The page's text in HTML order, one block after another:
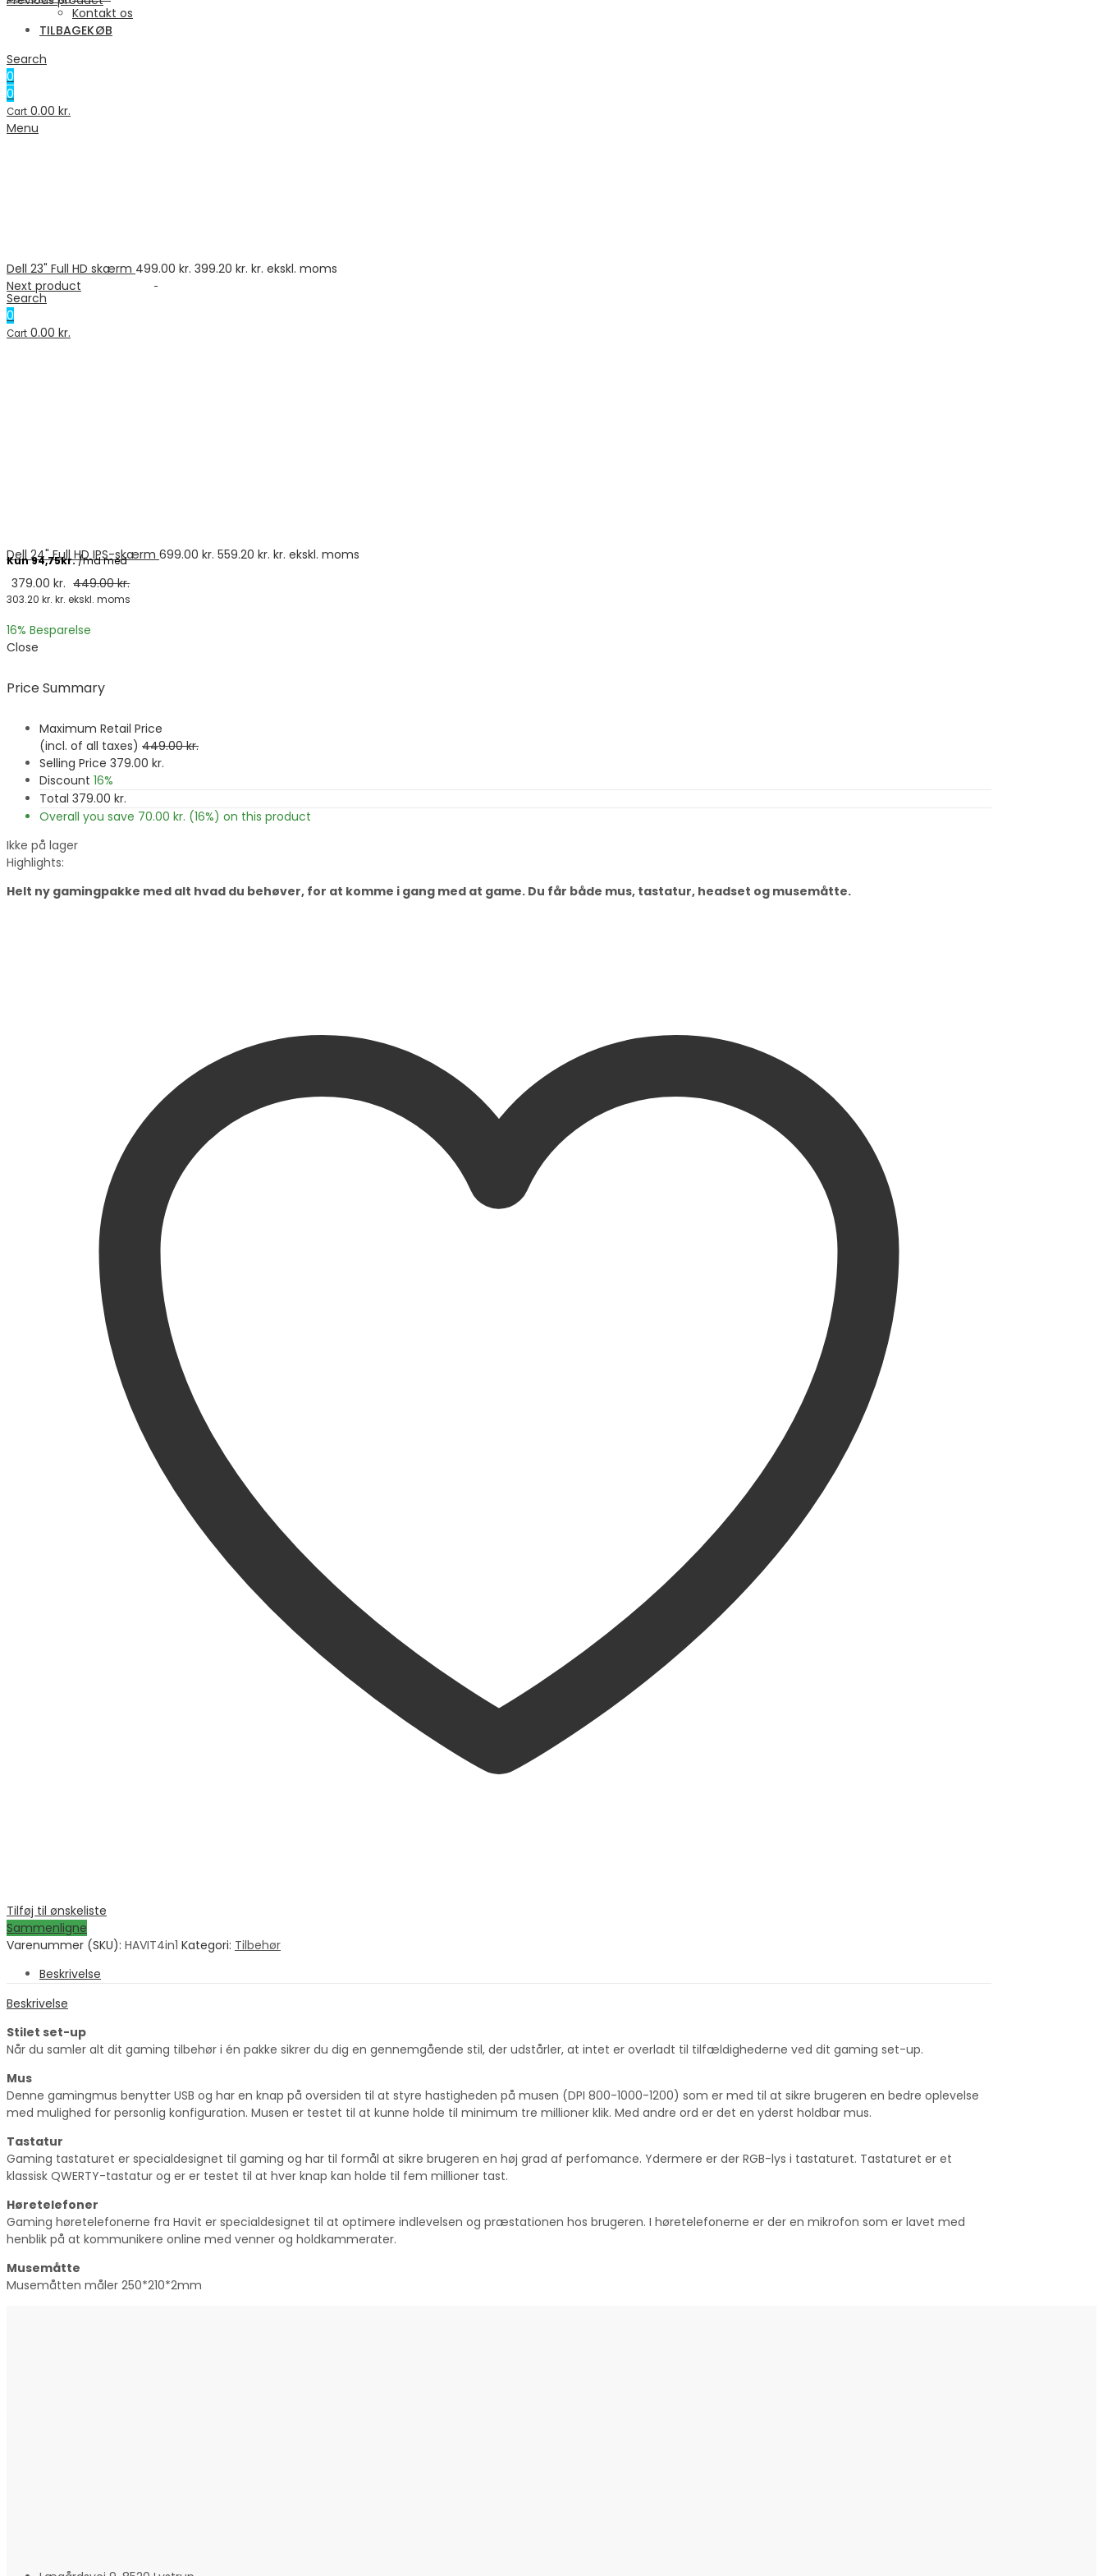
Kontakt os
TILBAGEKØB
Search
0
0
Cart 0.00 kr.
Menu
Search
0
Cart 0.00 kr.
Dell 23" Full HD skærm 499.00 kr. 399.20 kr. kr. ekskl. moms
Next product
Dell 24" Full HD IPS-skærm 699.00 kr. 559.20 kr. kr. ekskl. moms
379.00 kr. 449.00kr.
303.20 kr. kr. ekskl. moms
16% Besparelse
Close
Price Summary
Maximum Retail Price
(incl. of all taxes) 449.00kr.
Selling Price 379.00 kr.
Discount 16%
Total 379.00 kr.
Overall you save 70.00 kr. (16%) on this product
Ikke på lager
Highlights:
Helt ny gamingpakke med alt hvad du behøver, for at komme i gang med at game. Du får både mus, tastatur, headset og musemåtte.
Tilføj til ønskeliste
Sammenligne
Varenummer (SKU): HAVIT4in1 Kategori: Tilbehør
Beskrivelse
Beskrivelse
Stilet set-up
Når du samler alt dit gaming tilbehør i én pakke sikrer du dig en gennemgående stil, der udstårler, at intet er overladt til tilfældighederne ved dit gaming set-up.
Mus
Denne gamingmus benytter USB og har en knap på oversiden til at styre hastigheden på musen (DPI 800-1000-1200) som er med til at sikre brugeren en bedre oplevelse
med mulighed for personlig konfiguration. Musen er testet til at kunne holde til minimum tre millioner klik. Med andre ord er det en yderst holdbar mus.
Tastatur
Gaming tastaturet er specialdesignet til gaming og har til formål at sikre brugeren en høj grad af perfomance. Ydermere er der RGB-lys i tastaturet. Tastaturet er et
klassisk QWERTY-tastatur og er er testet til at hver knap kan holde til fem millioner tast.
Høretelefoner
Gaming høretelefonerne fra Havit er specialdesignet til at optimere indlevelsen og præstationen hos brugeren. I høretelefonerne er der en mikrofon som er lavet med
henblik på at kommunikere online med venner og holdkammerater.
Musemåtte
Musemåtten måler 250*210*2mm